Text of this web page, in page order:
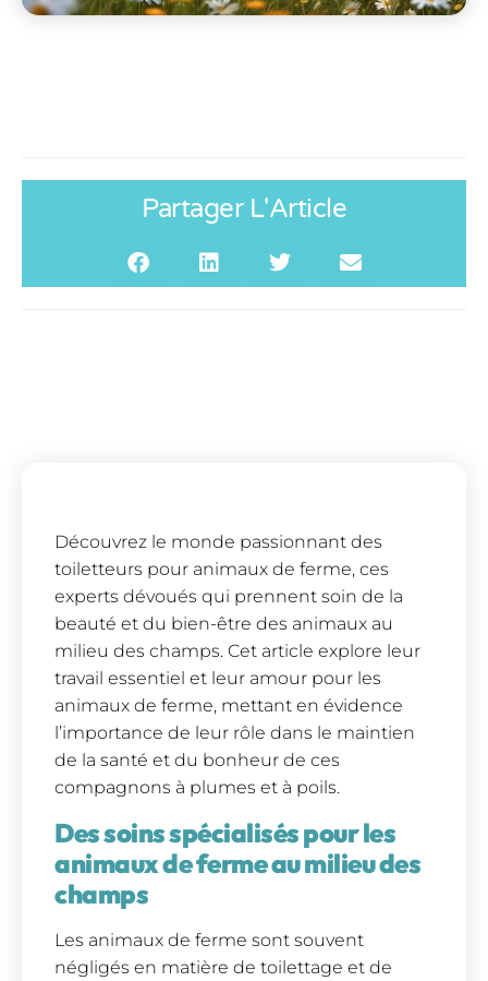
Partager L'Article
Découvrez le monde passionnant des
toiletteurs pour animaux de ferme, ces
experts dévoués qui prennent soin de la
beauté et du bien-être des animaux au
milieu des champs. Cet article explore leur
travail essentiel et leur amour pour les
animaux de ferme, mettant en évidence
l’importance de leur rôle dans le maintien
de la santé et du bonheur de ces
compagnons à plumes et à poils.
Des soins spécialisés pour les
animaux de ferme au milieu des
champs
Les animaux de ferme sont souvent
négligés en matière de toilettage et de